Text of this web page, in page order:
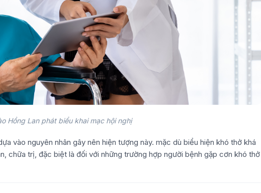
Hồng Lan phát biểu khai mạc hội nghị
vào nguyên nhân gây nên hiện tượng này. mặc dù biểu hiện khó thở khá
chữa trị, đặc biệt là đối với những trường hợp người bệnh gặp cơn khó thở